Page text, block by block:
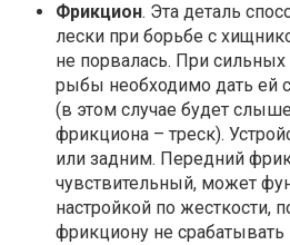
Фрикцион. Эта деталь
лески при борьбе с
не порвалась. При
рыбы необходимо дать ей
(в этом случае будет
фрикциона – треск).
или задним. Передний
чувствительный, может
настройкой по жесткости,
фрикциону не срабатывать